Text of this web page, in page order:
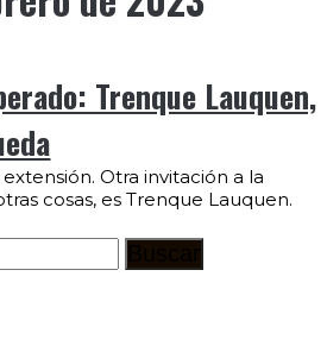
Trenque Lauquen,
Otra invitación a la
cosas, es Trenque Lauquen.